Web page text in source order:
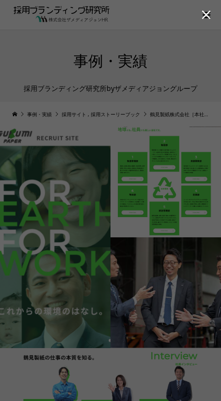
事例・実績
採用ブランディング研究所byザメディアジョングループ
事例・実績 採用サイト , 採用ストーリーブック 鶴見製紙株式会社［本社：埼玉県］
